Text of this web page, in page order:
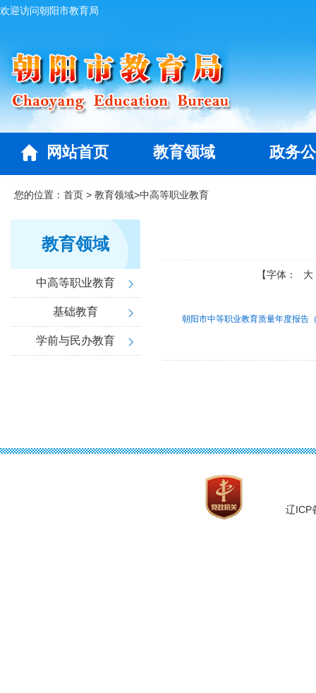
欢迎访问朝阳市教育局
网站首页 教育领域 政务
您的位置： 首页 > 教育领域>中高等职业教育
教育领域
中高等职业教育
基础教育
学前与民办教育
【字体： 大
朝阳市中等职业教育质量年度报告
辽ICP